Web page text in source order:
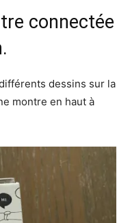
connectée
dessins sur la
montre en haut à